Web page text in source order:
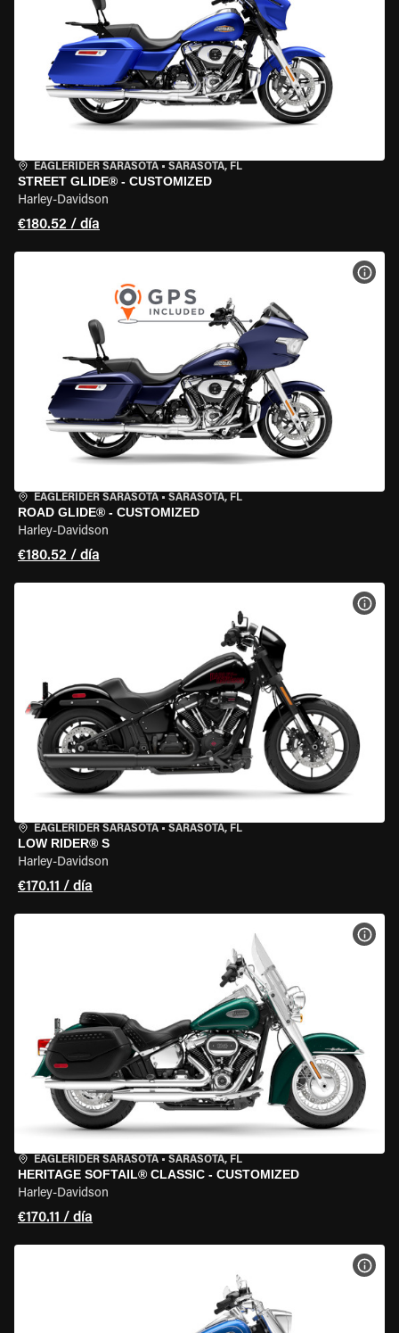
EAGLERIDER SARASOTA • SARASOTA, FL
STREET GLIDE® - CUSTOMIZED
Harley-Davidson
€180.52 / día
EAGLERIDER SARASOTA • SARASOTA, FL
ROAD GLIDE® - CUSTOMIZED
Harley-Davidson
€180.52 / día
VER
EAGLERIDER SARASOTA • SARASOTA, FL
LOW RIDER® S
Harley-Davidson
€170.11 / día
VER
EAGLERIDER SARASOTA • SARASOTA, FL
HERITAGE SOFTAIL® CLASSIC - CUSTOMIZED
Harley-Davidson
€170.11 / día
VER
VER